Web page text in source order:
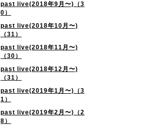
past live(2018年9月〜)（3
0）
past live(2018年10月〜)
（31）
past live(2018年11月〜)
（30）
past live(2018年12月〜)
（31）
past live(2019年1月〜)（3
1）
past live(2019年2月〜)（2
8）